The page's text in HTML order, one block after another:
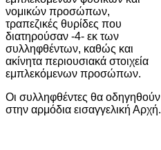
νομικών προσώπων,
τραπεζικές θυρίδες που
διατηρούσαν -4- εκ των
συλληφθέντων, καθώς και
ακίνητα περιουσιακά στοιχεία
εμπλεκόμενων προσώπων.
Οι συλληφθέντες θα οδηγηθούν
στην αρμόδια εισαγγελική Αρχή.